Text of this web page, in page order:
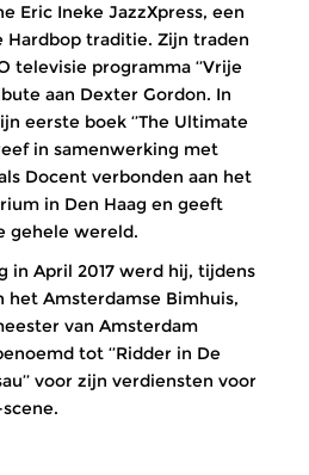
Eric Ineke JazzXpress, een
Hardbop traditie. Zijn traden
televisie programma ‘’Vrije
aan Dexter Gordon. In
eerste boek ‘’The Ultimate
in samenwerking met
Docent verbonden aan het
in Den Haag en geeft
gehele wereld.
in April 2017 werd hij, tijdens
het Amsterdamse Bimhuis,
van Amsterdam
tot ‘’Ridder in De
voor zijn verdiensten voor